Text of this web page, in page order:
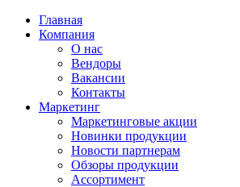
Главная
Компания
О нас
Вендоры
Вакансии
Контакты
Маркетинг
Маркетинговые акции
Новинки продукции
Новости партнерам
Обзоры продукции
Ассортимент